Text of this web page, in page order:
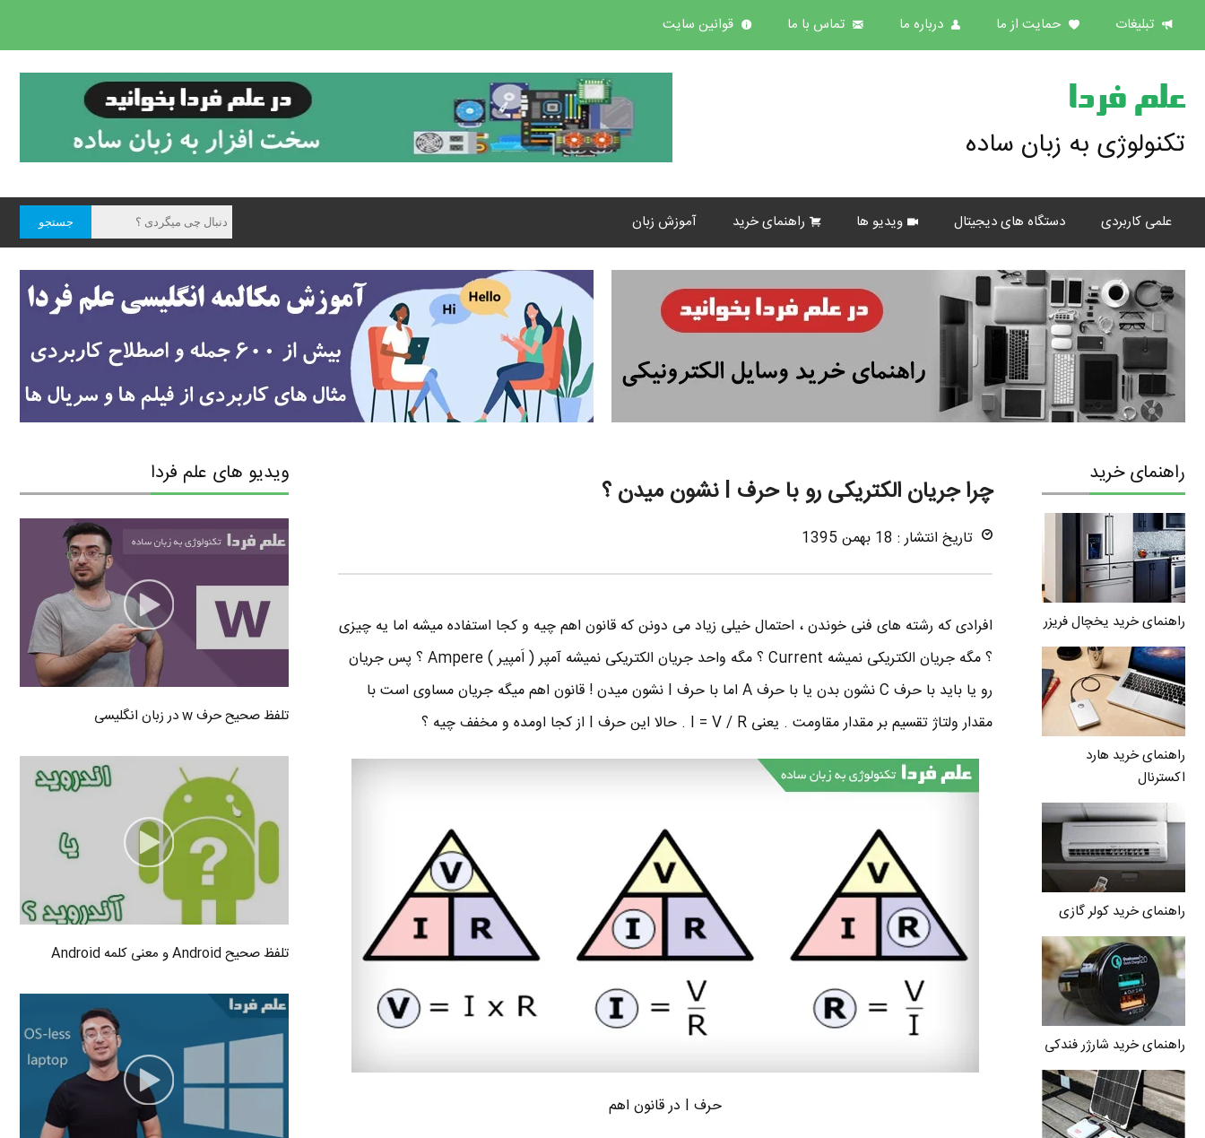
تبلیغات حمایت از ما درباره ما تماس با ما قوانین سایت
علم فردا
تکنولوژی به زبان ساده
علمی کاربردی دستگاه های دیجیتال ویدیو ها راهنمای خرید آموزش زبان
راهنمای خرید
راهنمای خرید یخچال فریزر
راهنمای خرید هارد
اکسترنال
راهنمای خرید کولر گازی
راهنمای خرید شارژر فندکی
چرا جریان الکتریکی رو با حرف I نشون میدن ؟
تاریخ انتشار : 18 بهمن 1395
افرادی که رشته های فنی خوندن ، احتمال خیلی زیاد می دونن که قانون اهم چیه و کجا استفاده میشه اما یه چیزی
؟ مگه جریان الکتریکی نمیشه Current ؟ مگه واحد جریان الکتریکی نمیشه آمپر ( اَمپیر ) Ampere ؟ پس جریان
رو یا باید با حرف C نشون بدن یا با حرف A اما با حرف I نشون میدن ! قانون اهم میگه جریان مساوی است با
مقدار ولتاژ تقسیم بر مقدار مقاومت . یعنی I = V / R . حالا این حرف I از کجا اومده و مخفف چیه ؟
حرف I در قانون اهم
ویدیو های علم فردا
تلفظ صحیح حرف w در زبان انگلیسی
تلفظ صحیح Android و معنی کلمه Android